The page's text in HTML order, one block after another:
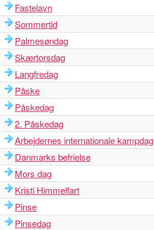
Fastelavn
Sommertid
Palmesøndag
Skærtorsdag
Langfredag
Påske
Påskedag
2. Påskedag
Arbejdernes internationale kampdag
Danmarks befrielse
Mors dag
Kristi Himmelfart
Pinse
Pinsedag